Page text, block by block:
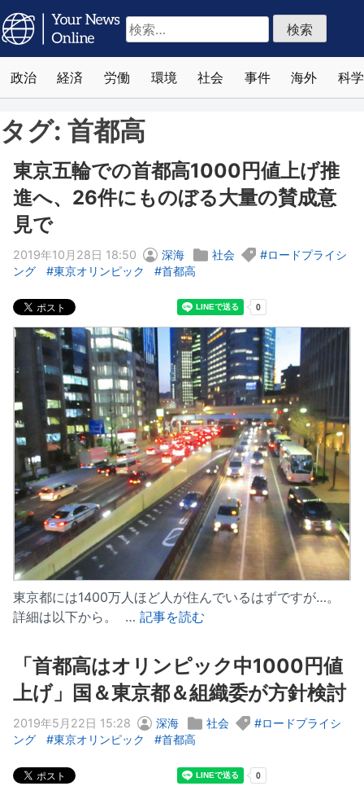
検
索:
政治 経済 労働 環境 社会 事件 海外 科学
タグ: 首都高
東京五輪での首都高1000円値上げ推
進へ、26件にものぼる大量の賛成意
見で
2019年10月28日 18:50 深海 社会
ロードプライシ
ング
東京オリンピック 首都高
東京都には1400万人ほど人が住んでいるはずですが…。
詳細は以下から。 … 記事を読む
「首都高はオリンピック中1000円値
上げ」国＆東京都＆組織委が方針検討
2019年5月22日 15:28 深海 社会
ロードプライシ
ング
東京オリンピック 首都高